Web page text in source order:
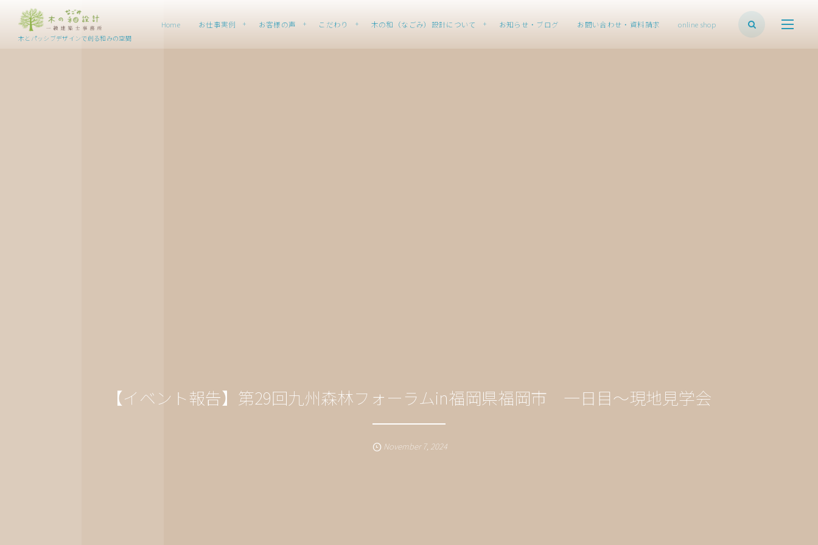
木とパッシブデザインで創る和みの空間
Home お仕事実例 お客様の声 こだわり 木の和（なごみ）設計について お知らせ・ブログ お問い合わせ・資料請求 online shop
【イベント報告】第29回九州森林フォーラムin福岡県福岡市 一日目～現地見学会
November 7, 2024